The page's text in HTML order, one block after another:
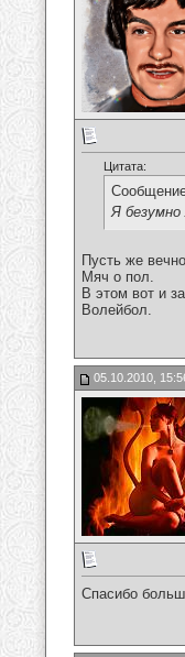
Цитата:
Я
Пусть же
Мяч о пол.
В этом вот и
Волейбол.
05.10.2010,
Спасибо